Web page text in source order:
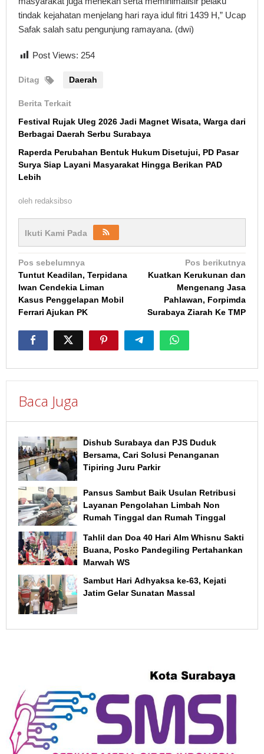
tindak kejahatan menjelang hari raya idul fitri 1439 H,” Ucap
Safak salah satu pengunjung ramayana. (dwi)
Post Views: 254
Ditag Daerah
Berita Terkait
Festival Rujak Uleg 2026 Jadi Magnet Wisata, Warga dari
Berbagai Daerah Serbu Surabaya
Raperda Perubahan Bentuk Hukum Disetujui, PD Pasar
Surya Siap Layani Masyarakat Hingga Berikan PAD
Lebih
oleh redaksibso
Ikuti Kami Pada
Navigasi
pos
Pos sebelumnya
Tuntut Keadilan, Terpidana
Iwan Cendekia Liman
Kasus Penggelapan Mobil
Ferrari Ajukan PK
Pos berikutnya
Kuatkan Kerukunan dan
Mengenang Jasa
Pahlawan, Forpimda
Surabaya Ziarah Ke TMP
Baca Juga
Dishub Surabaya dan PJS Duduk
Bersama, Cari Solusi Penanganan
Tipiring Juru Parkir
Pansus Sambut Baik Usulan Retribusi
Layanan Pengolahan Limbah Non
Rumah Tinggal dan Rumah Tinggal
Tahlil dan Doa 40 Hari Alm Whisnu Sakti
Buana, Posko Pandegiling Pertahankan
Marwah WS
Sambut Hari Adhyaksa ke-63, Kejati
Jatim Gelar Sunatan Massal